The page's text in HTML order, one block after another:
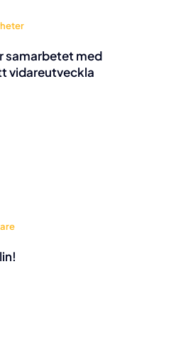
samarbetet med
vidareutveckla